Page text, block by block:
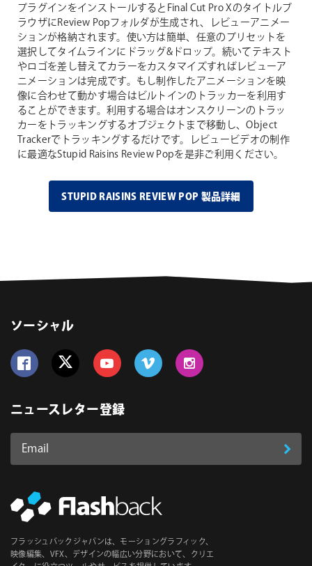
プラグインをインストールするとFinal Cut Pro Xのタイトルブ
ラウザにReview Popフォルダが生成され、レビューアニメー
ションが格納されます。使い方は簡単、任意のプリセットを
選択してタイムラインにドラッグ&ドロップ。続いてテキスト
やロゴを差し替えてカラーをカスタマイズすればレビューア
ニメーションは完成です。もし制作したアニメーションを映
像に合わせて動かす場合はビルトインのトラッカーを利用す
ることができます。利用する場合はオンスクリーンのトラッ
カーをトラッキングするオブジェクトまで移動し、Object
Trackerでトラッキングするだけです。レビュービデオの制作
に最適なStupid Raisins Review Popを是非ご利用ください。
STUPID RAISINS REVIEW POP 製品詳細
ソーシャル
ニュースレター登録
Email
ス
必
須
登
フラッシュバックジャパンは、モーショングラフィック、
映像編集、VFX、デザインの幅広い分野において、クリエ